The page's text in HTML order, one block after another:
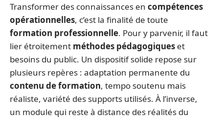
Transformer des connaissances en compétences
opérationnelles, c’est la finalité de toute
formation professionnelle. Pour y parvenir, il faut
lier étroitement méthodes pédagogiques et
besoins du public. Un dispositif solide repose sur
plusieurs repères : adaptation permanente du
contenu de formation, tempo soutenu mais
réaliste, variété des supports utilisés. À l’inverse,
un module qui reste à distance des réalités du